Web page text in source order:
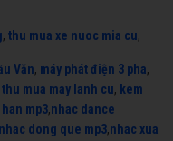
, thu mua xe nuoc mia cu,
Văn, máy phát điện 3 pha,
thu mua may lanh cu, kem
mp3,nhac dance
nhac dong que mp3,nhac xua